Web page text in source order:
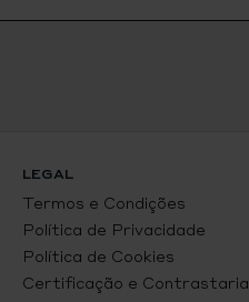
LEGAL
Termos e Condições
Política de Privacidade
Política de Cookies
Certificação e Contrastaria